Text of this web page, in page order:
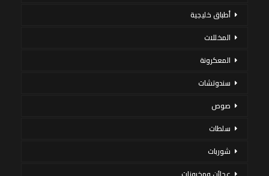
أطباق خليجية
المخللات
المعكرونة
سندوتشات
صوص
سلطات
شوربات